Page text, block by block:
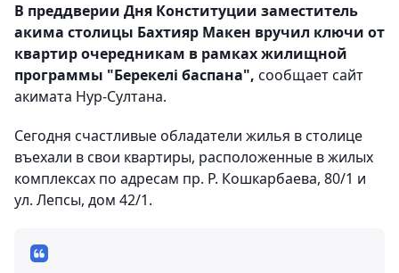
В преддверии Дня Конституции заместитель
акима столицы Бахтияр Макен вручил ключи от
квартир очередникам в рамках жилищной
программы "Берекелі баспана", сообщает сайт
акимата Нур-Султана.
Сегодня счастливые обладатели жилья в столице
въехали в свои квартиры, расположенные в жилых
комплексах по адресам пр. Р. Кошкарбаева, 80/1 и
ул. Лепсы, дом 42/1.